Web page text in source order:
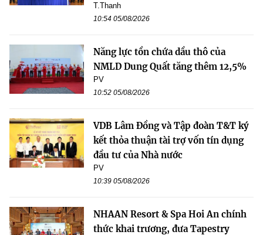
T.Thanh
10:54 05/08/2026
Năng lực tồn chứa dầu thô của
NMLD Dung Quất tăng thêm 12,5%
PV
10:52 05/08/2026
VDB Lâm Đồng và Tập đoàn T&T ký
kết thỏa thuận tài trợ vốn tín dụng
đầu tư của Nhà nước
PV
10:39 05/08/2026
NHAAN Resort & Spa Hoi An chính
thức khai trương, đưa Tapestry